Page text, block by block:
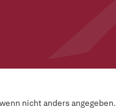
nicht anders angegeben.